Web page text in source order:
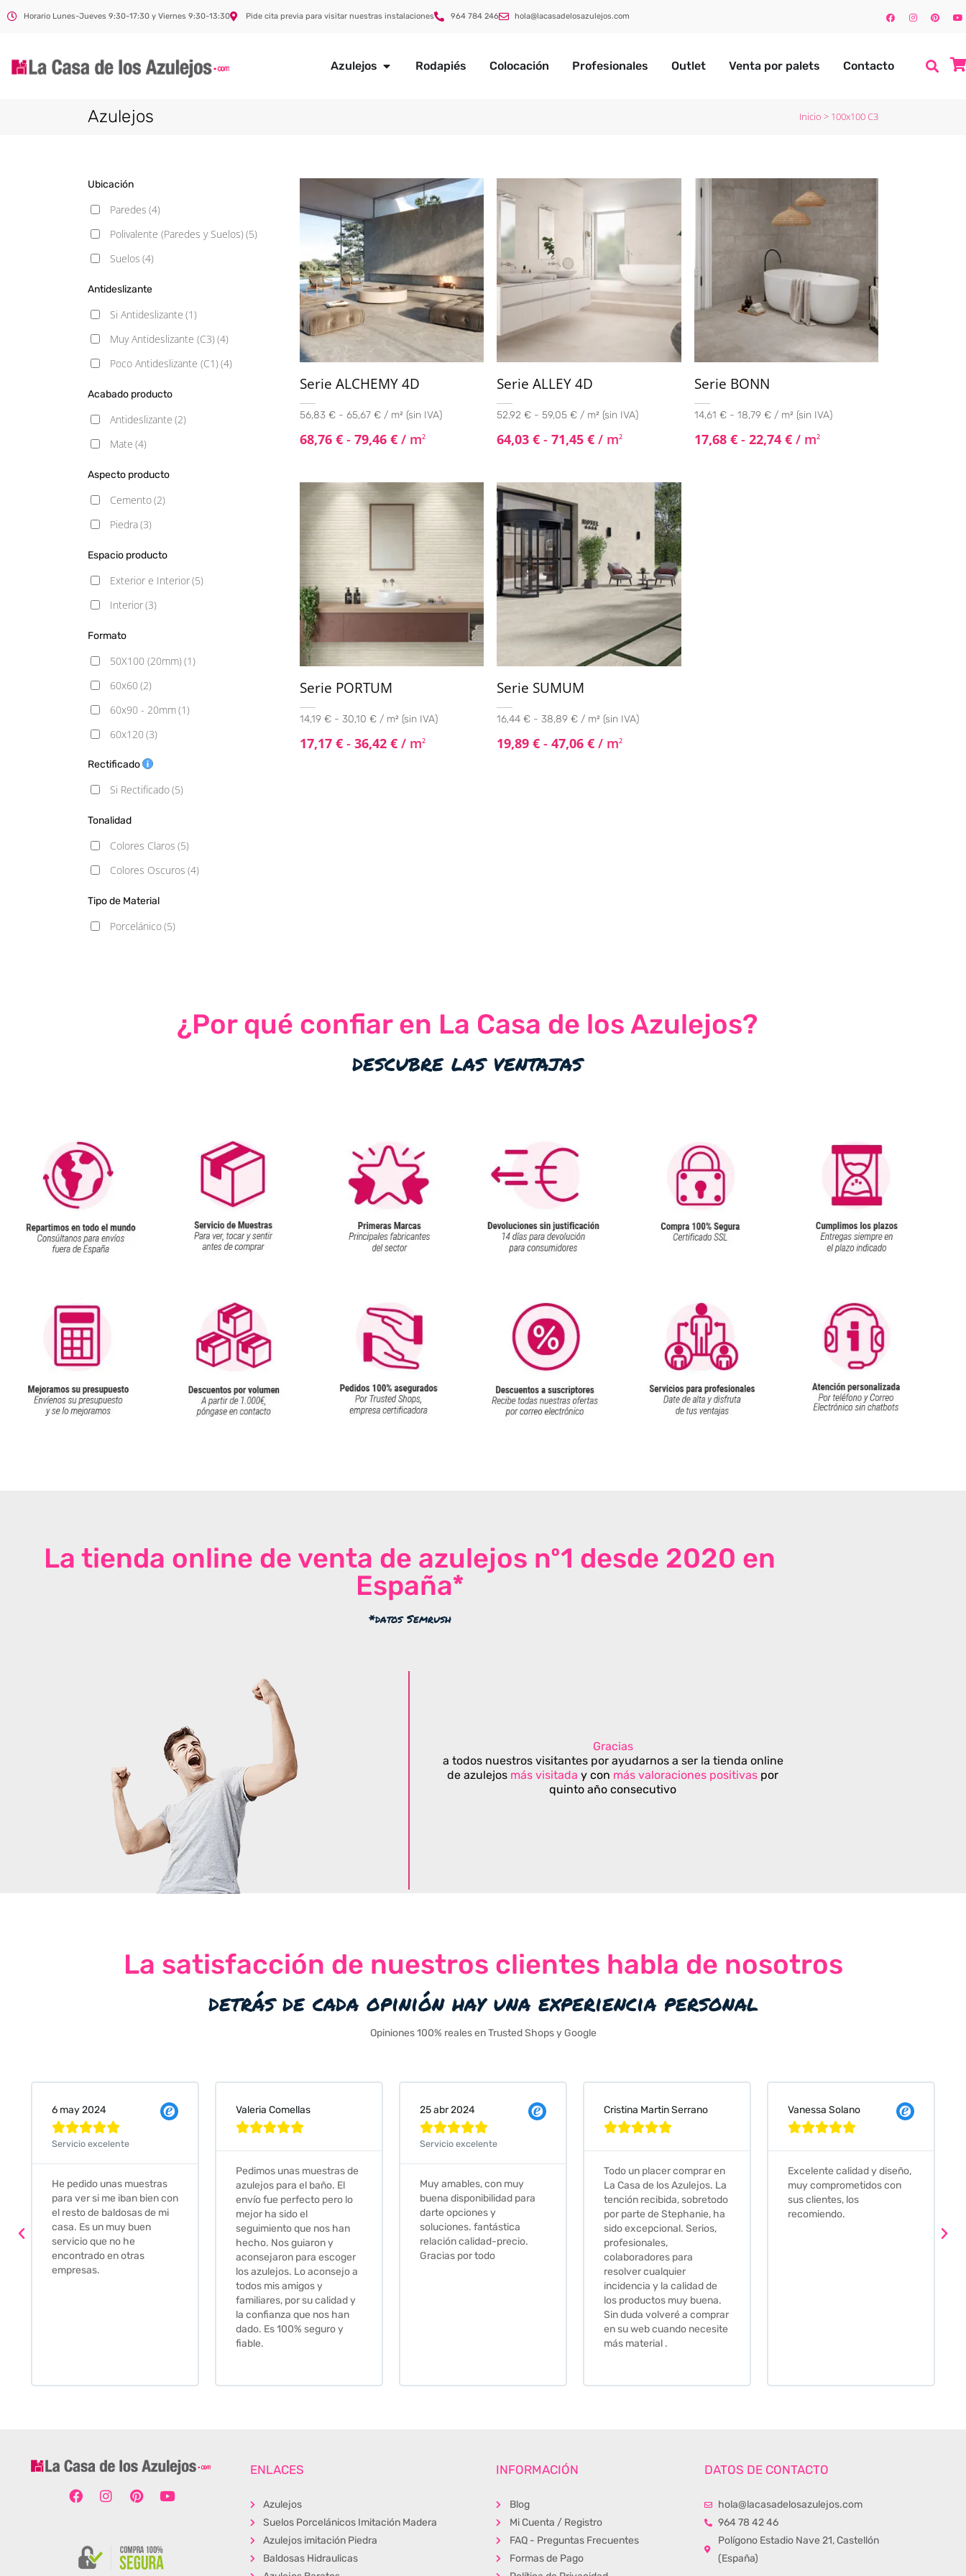
Horario Lunes-Jueves 9:30-17:30 y Viernes 9:30-13:30 Pide cita previa para visitar nuestras instalaciones 964 784 246 hola@lacasadelosazulejos.com
Azulejos Rodapiés Colocación Profesionales Outlet Venta por palets Contacto
Azulejos Inicio > 100x100 C3
Ubicación
Paredes (4)
Polivalente (Paredes y Suelos)(5)
Suelos (4)
Antideslizante
Si Antideslizante (1)
Muy Antideslizante (C3)(4)
Poco Antideslizante (C1)(4)
Acabado producto
Antideslizante (2)
Mate (4)
Aspecto producto
Cemento(2)
Piedra(3)
Espacio producto
Exterior e Interior(5)
Interior(3)
Formato
50X100 (20mm)(1)
60x60 (2)
60x90 - 20mm(1)
60x120 (3)
60x120 - 20mm
100x100
(5)
Rectificado
Si Rectificado(5)
Tonalidad
Colores Claros (5)
Colores Oscuros (4)
Tipo de Material
Porcelánico(5)
Serie ALCHEMY 4D
56,83 € - 65,67 € / m² (sin IVA)
68,76 € - 79,46 € / m2
Serie ALLEY 4D
52,92 € - 59,05 € / m² (sin IVA)
64,03€ - 71,45€ / m2
Serie BONN
14,61 € - 18,79 € / m² (sin IVA)
17,68 € - 22,74 €/ m2
Serie PORTUM
14,19 € - 30,10 € / m² (sin IVA)
17,17 € - 36,42 € / m2
Serie SUMUM
16,44 € - 38,89 € / m² (sin IVA)
19,89€ - 47,06€ / m2
¿Por qué confiar en La Casa de los Azulejos?
descubre las ventajas
La tienda online de venta de azulejos nº1 desde 2020 en
España*
*datos Semrush
Gracias
a todos nuestros visitantes por ayudarnos a ser la tienda online
de azulejos más visitada y con más valoraciones positivas por
quinto año consecutivo
La satisfacción de nuestros clientes habla de nosotros
detrás de cada opinión hay una experiencia personal
Opiniones 100% reales en Trusted Shops y Google
Valeria Comellas

azulejos para el baño. El
envío fue perfecto pero lo
mejor ha sido el
seguimiento que nos han
hecho. Nos guiaron y
aconsejaron para escoger
los azulejos. Lo aconsejo a
25 abr 2024

Muy amables, con muy
buena disponibilidad para
darte opciones y
soluciones. fantástica
relación calidad-precio.
Gracias por todo
Cristina Martin Serrano

La Casa de los Azulejos. La
tención recibida, sobretodo
por parte de Stephanie, ha
sido excepcional. Serios,
profesionales,
colaboradores para
Vanessa Solano

Excelente calidad y diseño,
muy comprometidos con
sus clientes, los
recomiendo.
Judit Bonet Pardell

Que decir, si teneis que
comprar alguna baldosa
este és el sitio indicado! Yo
pedi una muestra y me
ENLACES
Azulejos
Suelos Porcelánicos Imitación Madera
Azulejos imitación Piedra
Baldosas Hidraulicas
INFORMACIÓN
Blog
Mi Cuenta / Registro
FAQ - Preguntas Frecuentes
Formas de Pago
DATOS DE CONTACTO
hola@lacasadelosazulejos.com
964 78 42 46
Polígono Estadio Nave 21, Castellón
(España)